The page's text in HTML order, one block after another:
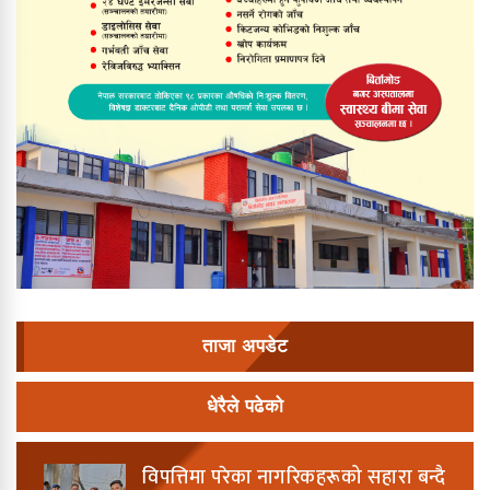
ताजा अपडेट
धेरैले पढेको
विपत्तिमा परेका नागरिकहरूको सहारा बन्दै